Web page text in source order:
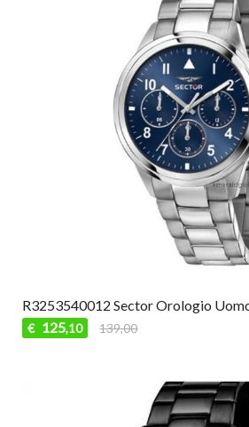
R3253540012 Sector Orologio
€ 125,10 139,00